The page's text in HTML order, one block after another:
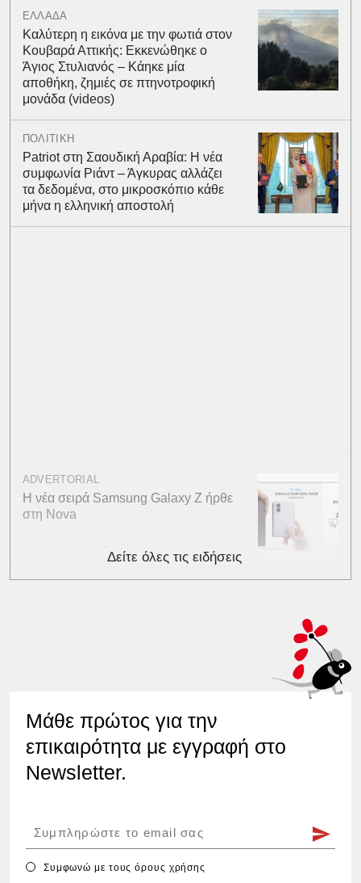
ΕΛΛΑΔΑ
Καλύτερη η εικόνα με την φωτιά στον
Κουβαρά Αττικής: Εκκενώθηκε ο
Άγιος Στυλιανός – Κάηκε μία
αποθήκη, ζημιές σε πτηνοτροφική
μονάδα (videos)
ΠΟΛΙΤΙΚΗ
Patriot στη Σαουδική Αραβία: Η νέα
συμφωνία Ριάντ – Άγκυρας αλλάζει
τα δεδομένα, στο μικροσκόπιο κάθε
μήνα η ελληνική αποστολή
ADVERTORIAL
Η νέα σειρά Samsung Galaxy Ζ ήρθε
στη Nova
Δείτε όλες τις ειδήσεις
Μάθε πρώτος για την
επικαιρότητα με εγγραφή στο
Newsletter.
Συμφωνώ με τουςόρους χρήσης